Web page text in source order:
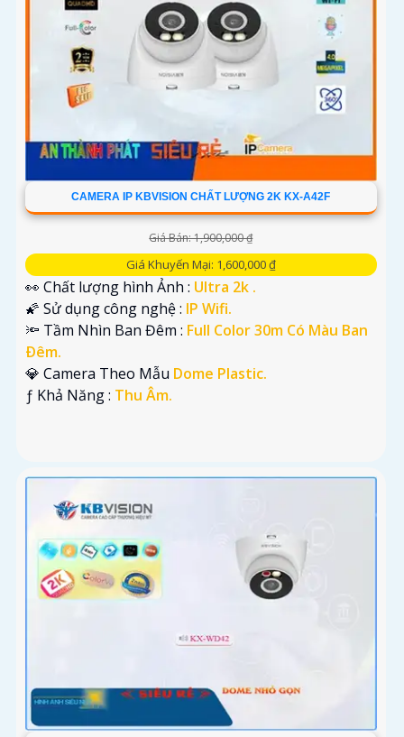
CAMERA IP KBVISION CHẤT LƯỢNG 2K KX-A42F
Giá Bán: 1,900,000 ₫
Giá Khuyến Mại: 1,600,000 ₫
👀 Chất lượng hình Ảnh : Ultra 2k .
🌠 Sử dụng công nghệ : IP Wifi.
🔦 Tầm Nhìn Ban Đêm : Full Color 30m Có Màu Ban
Ðêm.
💎 Camera Theo Mẫu Dome Plastic.
️ƒ Khả Năng : Thu Âm.